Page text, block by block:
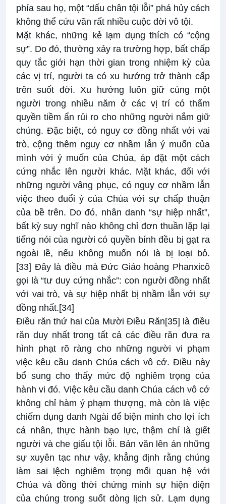
phía sau họ, một “dấu chân tội lỗi” phá hủy cách
không thể cứu vãn rất nhiều cuộc đời vô tội.
Mặt khác, những kẻ lạm dụng thích có “cộng
sự”. Do đó, thường xảy ra trường hợp, bất chấp
quy tắc giới hạn thời gian trong nhiệm kỳ của
các vị trí, người ta có xu hướng trở thành cấp
trên suốt đời. Xu hướng luôn giữ cùng một
người trong nhiều năm ở các vị trí có thẩm
quyền tiềm ẩn rủi ro cho những người nắm giữ
chúng. Đặc biệt, có nguy cơ đồng nhất với vai
trò, cộng thêm nguy cơ nhầm lẫn ý muốn của
mình với ý muốn của Chúa, áp đặt một cách
cứng nhắc lên người khác. Mặt khác, đối với
những người vâng phục, có nguy cơ nhầm lẫn
việc theo đuổi ý của Chúa với sự chấp thuận
của bề trên. Do đó, nhân danh “sự hiệp nhất”,
bất kỳ suy nghĩ nào không chỉ đơn thuần lặp lại
tiếng nói của người có quyền bính đều bị gạt ra
ngoài lề, nếu không muốn nói là bị loại bỏ.
[33] Đây là điều mà Đức Giáo hoàng Phanxicô
gọi là “tư duy cứng nhắc”: con người đồng nhất
với vai trò, và sự hiệp nhất bị nhầm lẫn với sự
đồng nhất.[34]
Điều răn thứ hai của Mười Điều Răn[35] là điều
răn duy nhất trong tất cả các điều răn đưa ra
hình phạt rõ ràng cho những người vi phạm
việc kêu cầu danh Chúa cách vô cớ. Điều này
bổ sung cho thấy mức độ nghiêm trọng của
hành vi đó. Việc kêu cầu danh Chúa cách vô cớ
không chỉ hàm ý phạm thượng, mà còn là việc
chiếm dụng danh Ngài để biện minh cho lợi ích
cá nhân, thực hành bạo lực, thậm chí là giết
người và che giấu tội lỗi. Bản văn lên án những
sự xuyên tạc như vậy, khẳng định rằng chúng
làm sai lệch nghiêm trọng mối quan hệ với
Chúa và đồng thời chứng minh sự hiện diện
của chúng trong suốt dòng lịch sử. Lạm dụng